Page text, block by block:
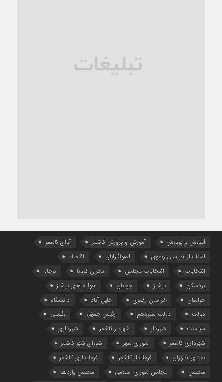
آموزش و پرورش آموزش و پرورش کاشمر
آوای کاشمر
استاندار خراسان رضوی
اصولگرایان
اقتصاد
انتخابات
انتخابات مجلس بحران کرونا
برجام
بردسکن
ترشیز جوانان
جوانه های ترشیز
خراسان
خراسان رضوی خلیل آباد
دانشگاه
دولت
دولت سیزدهم رئیس جمهور
رئیسی
سیاست
شهردار شهردار کاشمر
شهرداری
شهرداری کاشمر
شورای شهر
شورای شهر کاشمر
صدای خاوران
فرماندار کاشمر
فرمانداری کاشمر
مجلس
مجلس شورای اسلامی
مجلس یازدهم